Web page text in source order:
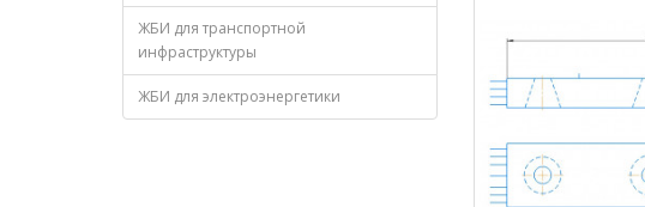
ЖБИ для транспортной
инфраструктуры
ЖБИ для электроэнергетики